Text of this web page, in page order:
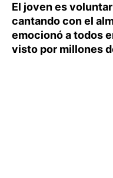
El joven es
cantando con el
emocionó a todos
visto por millones